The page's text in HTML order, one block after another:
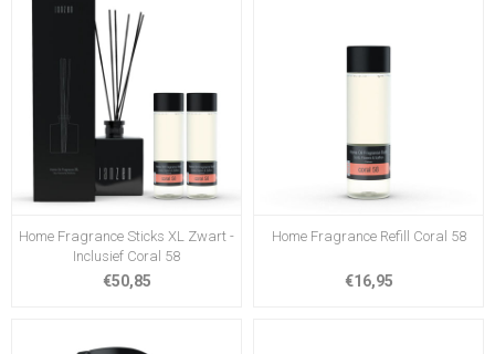
Home Fragrance Sticks XL Zwart -
Inclusief Coral 58
€50,85
Home Fragrance Refill Coral 58
€16,95